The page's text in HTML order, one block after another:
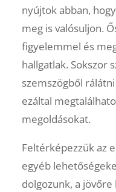
nyújtok abban,
meg is valósuljon.
figyelemmel és
hallgatlak. Sokszor
szemszögből
ezáltal
megoldásokat.
Feltérképezzük az
egyéb
dolgozunk, a